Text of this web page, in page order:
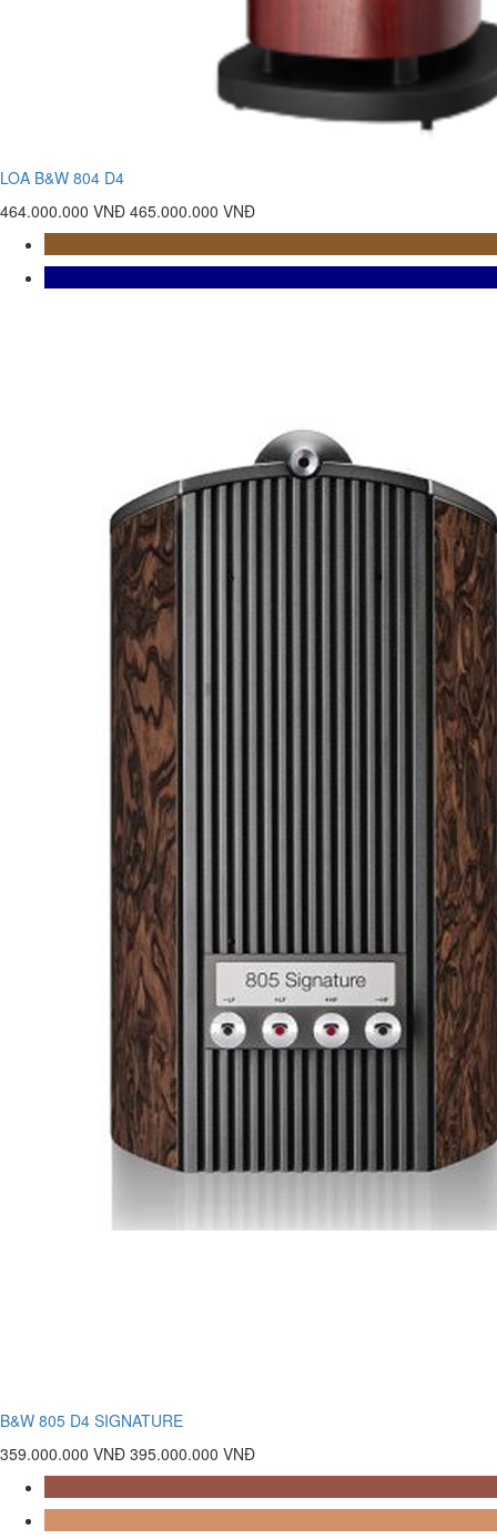
LOA B&W 804 D4
464.000.000 VNĐ 465.000.000 VNĐ
B&W 805 D4 SIGNATURE
359.000.000 VNĐ 395.000.000 VNĐ